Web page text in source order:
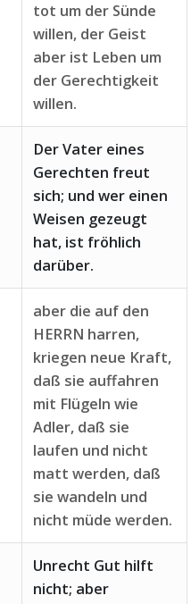
tot um der Sünde
willen, der Geist
aber ist Leben um
der Gerechtigkeit
willen.
Der Vater eines
Gerechten freut
sich; und wer einen
Weisen gezeugt
hat, ist fröhlich
darüber.
aber die auf den
HERRN harren,
kriegen neue Kraft,
daß sie auffahren
mit Flügeln wie
Adler, daß sie
laufen und nicht
matt werden, daß
sie wandeln und
nicht müde werden.
Unrecht Gut hilft
nicht; aber